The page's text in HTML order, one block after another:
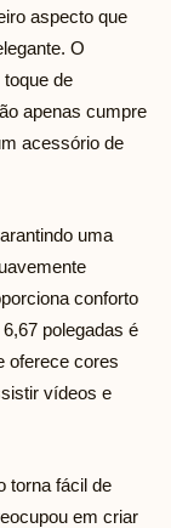
aspecto que
O
de
apenas cumpre
acessório de
uma
conforto
polegadas é
oferece cores
vídeos e
torna fácil de
em criar